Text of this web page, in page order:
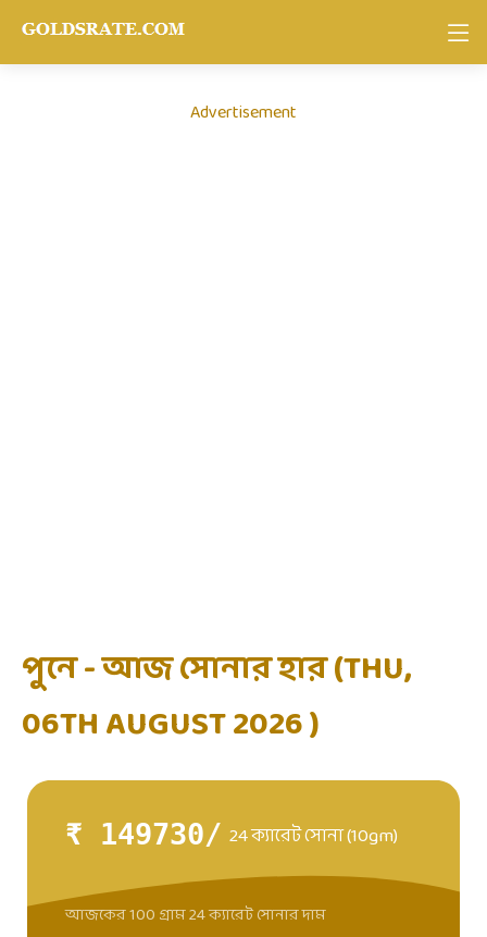
Advertisement
পুনে - আজ সোনার হার (THU,
06TH AUGUST 2026 )
₹ 149730/ 24 ক্যারেট সোনা (10gm)
আজকের 100 গ্রাম 24 ক্যারেট সোনার দাম